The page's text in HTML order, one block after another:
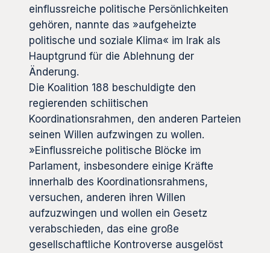
einflussreiche politische Persönlichkeiten
gehören, nannte das »aufgeheizte
politische und soziale Klima« im Irak als
Hauptgrund für die Ablehnung der
Änderung.
Die Koalition 188 beschuldigte den
regierenden schiitischen
Koordinationsrahmen, den anderen Parteien
seinen Willen aufzwingen zu wollen.
»Einflussreiche politische Blöcke im
Parlament, insbesondere einige Kräfte
innerhalb des Koordinationsrahmens,
versuchen, anderen ihren Willen
aufzuzwingen und wollen ein Gesetz
verabschieden, das eine große
gesellschaftliche Kontroverse ausgelöst